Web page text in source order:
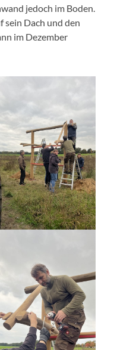
jedoch im Boden.
sein Dach und den
im Dezember